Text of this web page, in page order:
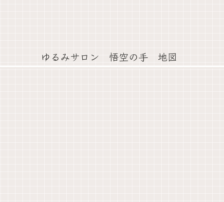
ゆるみサロン 悟空の手 地図